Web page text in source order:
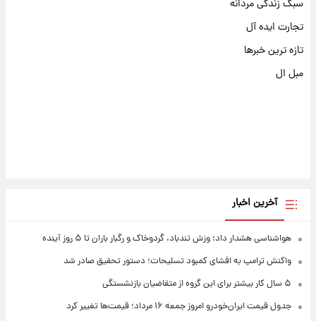
سبک زندگی مردانه
تجارت ایده آل
تازه ترین خبرها
مبل ال
آخرین اخبار
هواشناسی هشدار داد: وزش تندباد، گردوخاک و رگبار باران تا ۵ روز آینده
واکنش ترامپ به افشای کمبود تسلیحات؛ دستور تحقیق صادر شد
۵ سال کار بیشتر برای این گروه از متقاضیان بازنشستگی
جدول قیمت ایران‌خودرو امروز جمعه ۱۶ مرداد؛ قیمت‌ها تغییر کرد